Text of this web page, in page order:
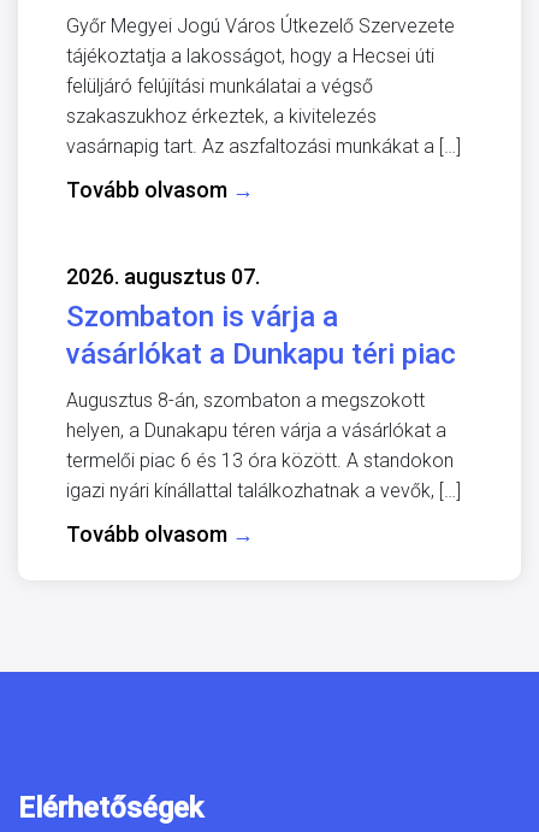
Győr Megyei Jogú Város Útkezelő Szervezete
tájékoztatja a lakosságot, hogy a Hecsei úti
felüljáró felújítási munkálatai a végső
szakaszukhoz érkeztek, a kivitelezés
vasárnapig tart. Az aszfaltozási munkákat a […]
Tovább olvasom →
2026. augusztus 07.
Szombaton is várja a
vásárlókat a Dunkapu téri piac
Augusztus 8-án, szombaton a megszokott
helyen, a Dunakapu téren várja a vásárlókat a
termelői piac 6 és 13 óra között. A standokon
igazi nyári kínállattal találkozhatnak a vevők, […]
Tovább olvasom →
Elérhetőségek